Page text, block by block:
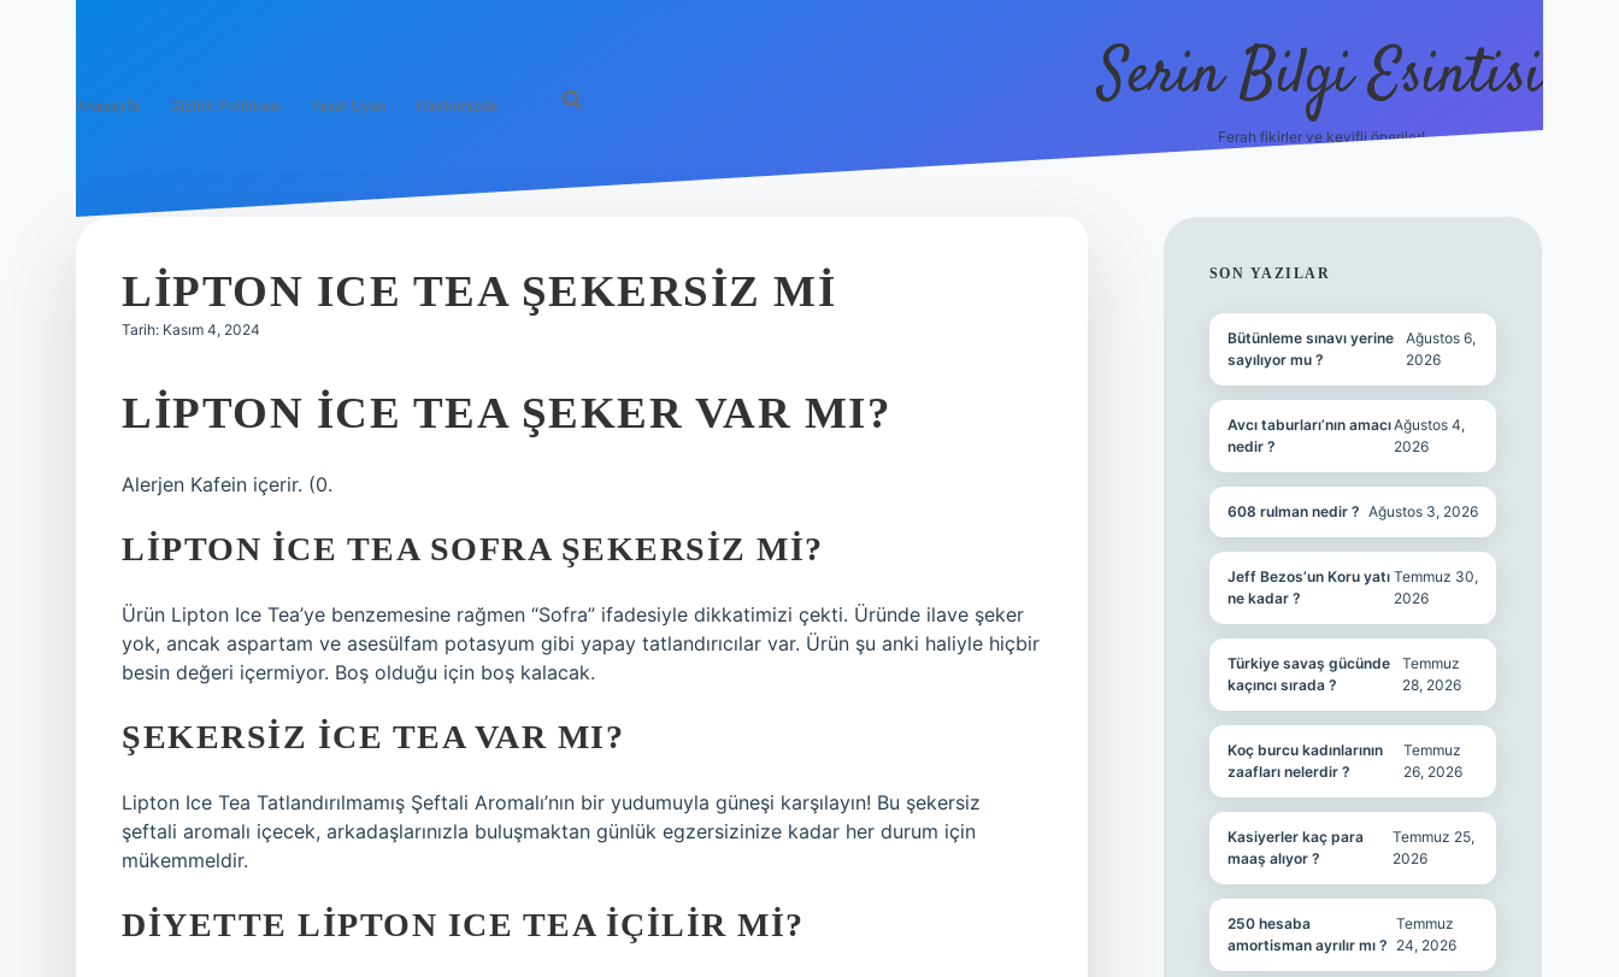
Anasayfa Gizlilik Politikası Yasal Uyarı Hakkımızda Serin Bilgi Esintisi
Ferah fikirler ve keyifli öneriler!
LIPTON ICE TEA ŞEKERSIZ MI
Tarih: Kasım 4, 2024
LIPTON ICE TEA ŞEKER VAR MI?
Alerjen Kafein içerir. (0.
LIPTON ICE TEA SOFRA ŞEKERSIZ MI?
Ürün Lipton Ice Tea’ye benzemesine rağmen “Sofra” ifadesiyle dikkatimizi çekti. Üründe ilave şeker
yok, ancak aspartam ve asesülfam potasyum gibi yapay tatlandırıcılar var. Ürün şu anki haliyle hiçbir
besin değeri içermiyor. Boş olduğu için boş kalacak.
ŞEKERSIZ ICE TEA VAR MI?
Lipton Ice Tea Tatlandırılmamış Şeftali Aromalı’nın bir yudumuyla güneşi karşılayın! Bu şekersiz
şeftali aromalı içecek, arkadaşlarınızla buluşmaktan günlük egzersizinize kadar her durum için
mükemmeldir.
DIYETTE LIPTON ICE TEA İÇILIR MI?
SIDEBAR
SON YAZILAR
Bütünleme sınavı yerine
sayılıyor mu ?
Ağustos 6,
2026
Avcı taburları’nın amacı
nedir ?
Ağustos 4,
2026
608 rulman nedir ? Ağustos 3, 2026
Jeff Bezos’un Koru yatı
ne kadar ?
Temmuz 30,
2026
Türkiye savaş gücünde
kaçıncı sırada ?
Temmuz
28, 2026
Koç burcu kadınlarının
zaafları nelerdir ?
Temmuz
26, 2026
Kasiyerler kaç para
maaş alıyor ?
Temmuz 25,
2026
250 hesaba
amortisman ayrılır mı ?
Temmuz
24, 2026
ilbet giriş